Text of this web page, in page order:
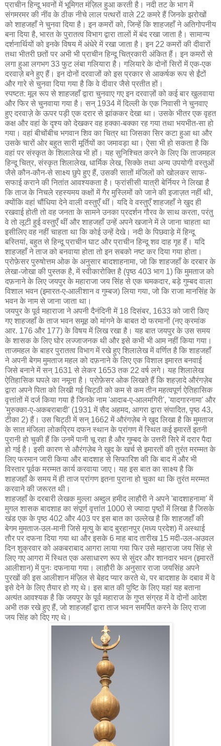
प्राचीन हिन्दू भवनों में भूमिगत मंज़िल हुआ करती है। नदी तट के भाग में
संगमरमर की नींव के ठीक नीचे लाल पत्थरों वाले 22 कमरे हैं जिनके झरोखों
को शाहजहाँ ने चुनवा दिया है। इन कमरों को, जिन्हें कि शाहजहाँ ने अतिगोपनीय
बना दिया है, भारत के पुरातत्व विभाग द्वारा तालों में बंद रखा जाता है। सामान्य
दर्शनार्थियों को इनके विषय में अंधेरे में रखा जाता है। इन 22 कमरों की दीवारों
तथा भीतरी छतों पर अभी भी प्राचीन हिन्दू चित्रकारी अंकित हैं। इन कमरों से
लगा हुआ लगभग 33 फुट लंबा गलियारा है। गलियारे के दोनों सिरों में एक-एक
दरवाज़े बने हुए हैं। इन दोनों दरवाजों को इस प्रकार से आकर्षक रूप से ईंटों
और गारे से चुनवा दिया गया है कि वे दीवार जैसे प्रतीत हों।
स्पष्टत: मूल रूप से शाहजहाँ द्वारा चुनवाए गए इन दरवाज़ों को कई बार खुलवाया
और फिर से चुनवाया गया है। सन् 1934 में दिल्ली के एक निवासी ने चुनवाए
हुए दरवाज़े के ऊपर पड़ी एक दरार से झांककर देखा था। उसके भीतर एक वृहत
कक्ष और वहां के दृश्य को देखकर वह हक्का-बक्का रह गया तथा भयभीत-सा हो
गया। वहां बीचोंबीच भगवान शिव का चित्र था जिसका सिर कटा हुआ था और
उसके चारों ओर बहुत सारी मूर्तियों का जमावड़ा था। ऐसा भी हो सकता है कि
वहां पर संस्कृत के शिलालेख भी हों। यह सुनिश्चित करने के लिए कि ताजमहल
हिन्दू चित्र, संस्कृत शिलालेख, धार्मिक लेख, सिक्के तथा अन्य उपयोगी वस्तुओं
जैसे कौन-कौन-से साक्ष्य छुपे हुए हैं, उसकी सातों मंजिलों को खोलकर साफ-
सफाई कराने की नितांत आवश्यकता है। फ्रांसीसी यात्री बेर्नियर ने लिखा है
कि ताज के निचले रहस्यमय कक्षों में गैर मुस्लिमों को जाने की इजाज़त नहीं थी,
क्योंकि वहां चौंधिया देने वाली वस्तुएँ थीं। यदि वे वस्तुएँ शाहजहाँ ने खुद ही
रखवाई होती तो वह जनता के सामने उनका प्रदर्शन गौरव के साथ करता, परंतु
वे तो लूटी हुई वस्तुएँ थीं और शाहजहाँ उन्हें अपने खजाने में ले जाना चाहता था
इसीलिए वह नहीं चाहता था कि कोई उन्हें देखे। नदी के पिछवाड़े में हिन्दू
बस्तियां, बहुत से हिन्दू प्राचीन घाट और प्राचीन हिन्दू शव दाह गृह हैं। यदि
शाहजहाँ ने ताज को बनवाया होता तो इन सबको नष्ट कर दिया गया होता।
प्रोफ़ेसर पुरुषोत्तम ओक के अनुसार बादशाहनामा, जो कि शाहजहाँ के दरबार के
लेखा-जोखा की पुस्तक है, में स्वीकारोक्ति है (पृष्ठ 403 भाग 1) कि मुमताज को
दफ़नाने के लिए जयपुर के महाराजा जय सिंह से एक चमकदार, बड़े गुम्बद वाला
विशाल भवन (इमारत-ए-आलीशान व गुम्बज) लिया गया, जो कि राजा मानसिंह के
भवन के नाम से जाना जाता था।
जयपुर के पूर्व महाराजा ने अपनी दैनंदिनी में 18 दिसंबर, 1633 को जारी किए
गए शाहजहाँ के ताज भवन समूह को मांगने के बाबत दो फरमानों (नए क्रमांक
आर. 176 और 177) के विषय में लिख रखा है। यह बात जयपुर के उस समय
के शासक के लिए घोर लज्जाजनक थी और इसे कभी भी आम नहीं किया गया।
ताजमहल के बाहर पुरातत्व विभाग में रखे हुए शिलालेख में वर्णित है कि शाहजहाँ
ने अपनी बेगम मुमताज महल को दफ़नाने के लिए एक विशाल इमारत बनवाई
जिसे बनाने में सन् 1631 से लेकर 1653 तक 22 वर्ष लगे। यह शिलालेख
ऐतिहासिक घपले का नमूना है। प्रोफ़ेसर ओक लिखते हैं कि शहज़ादे औरंगज़ेब
द्वारा अपने पिता को लिखी गई चिट्ठी को कम से कम तीन महत्वपूर्ण ऐतिहासिक
वृत्तांतों में दर्ज किया गया है जिनके नाम 'आदाब-ए-आलमगिरी', 'यादगारनामा' और
'मुरुक्का-ए-अकबराबादी' (1931 में सैद अहमद, आगरा द्वारा संपादित, पृष्ठ 43,
टीका 2) हैं। उस चिट्ठी में सन् 1662 में औरंगज़ेब ने खुद लिखा है कि मुमताज
के सात मंजिला लोकप्रिय दफन स्थान के प्रांगण में स्थित कई इमारतें इतनी
पुरानी हो चुकी हैं कि उनमें पानी चू रहा है और गुम्बद के उत्तरी सिरे में दरार पैदा
हो गई है। इसी कारण से औरंगज़ेब ने खुद के खर्च से इमारतों की तुरंत मरम्मत के
लिए फरमान जारी किया और बादशाह से सिफारिश की कि बाद में और भी
विस्तार पूर्वक मरम्मत कार्य करवाया जाए। यह इस बात का साक्ष्य है कि
शाहजहाँ के समय में ही ताज प्रांगण इतना पुराना हो चुका था कि तुरंत मरम्मत
करवाने की जरूरत थी।
शाहजहाँ के दरबारी लेखक मुल्ला अब्दुल हमीद लाहौरी ने अपने 'बादशाहनामा' में
मुगल शासक बादशाह का संपूर्ण वृत्तांत 1000 से ज्यादा पृष्ठों में लिखा है जिसके
खंड एक के पृष्ठ 402 और 403 पर इस बात का उल्लेख है कि शाहजहाँ की
बेगम मुमताज-उल-मानी जिसे मृत्यु के बाद बुरहानपुर (मध्य प्रदेश) में अस्थाई
तौर पर दफना दिया गया था और इसके 6 माह बाद तारीख 15 मदी-उल-अउवल
दिन शुक्रवार को अकबराबाद आगरा लाया गया फिर उसे महाराजा जय सिंह से
लिए गए आगरा में स्थित एक असाधारण रूप से सुंदर और शानदार भवन (इमारतें
आलीशान) में पुनः दफनाया गया। लाहौरी के अनुसार राजा जयसिंह अपने
पुरखों की इस आलीशान मंज़िल से बेहद प्यार करते थे, पर बादशाह के दबाव में वे
इसे देने के लिए तैयार हो गए थे। इस बात की पुष्टि के लिए यहां यह बताना
अत्यंत आवश्यक है कि जयपुर के पूर्व महाराज के गुप्त संग्रह में वे दोनों आदेश
अभी तक रखे हुए हैं, जो शाहजहाँ द्वारा ताज भवन समर्पित करने के लिए राजा
जय सिंह को दिए गए थे।